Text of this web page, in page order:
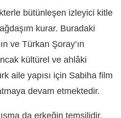
bütünleşen izleyici kitle
kurar. Buradaki
ve Türkan Şoray’ın
kültürel ve ahlâki
aile yapısı için Sabiha film
devam etmektedir.
da erkeğin temsilidir.